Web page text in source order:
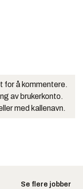
for å kommentere.
av brukerkonto.
med kallenavn.
Se flere jobber